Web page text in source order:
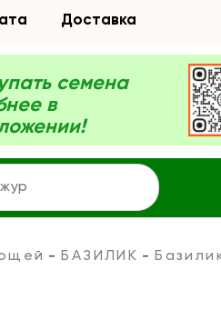
Доставка
семена
в
БАЗИЛИК